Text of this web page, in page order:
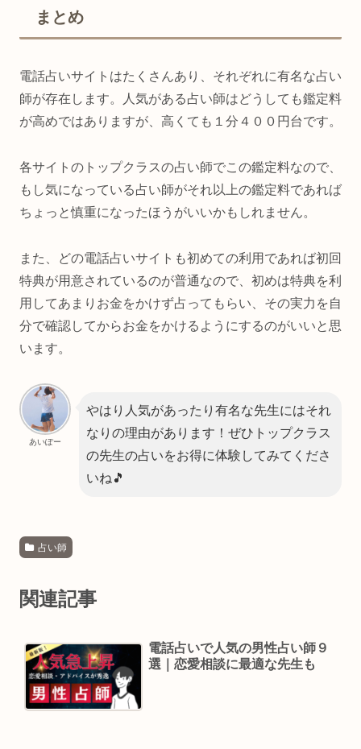
まとめ
電話占いサイトはたくさんあり、それぞれに有名な占い
師が存在します。人気がある占い師はどうしても鑑定料
が高めではありますが、高くても１分４００円台です。
各サイトのトップクラスの占い師でこの鑑定料なので、
もし気になっている占い師がそれ以上の鑑定料であれば
ちょっと慎重になったほうがいいかもしれません。
また、どの電話占いサイトも初めての利用であれば初回
特典が用意されているのが普通なので、初めは特典を利
用してあまりお金をかけず占ってもらい、その実力を自
分で確認してからお金をかけるようにするのがいいと思
います。
あいぽー
やはり人気があったり有名な先生にはそれ
なりの理由があります！ぜひトップクラス
の先生の占いをお得に体験してみてくださ
いね🎵
占い師
関連記事
電話占いで人気の男性占い師９
選｜恋愛相談に最適な先生も